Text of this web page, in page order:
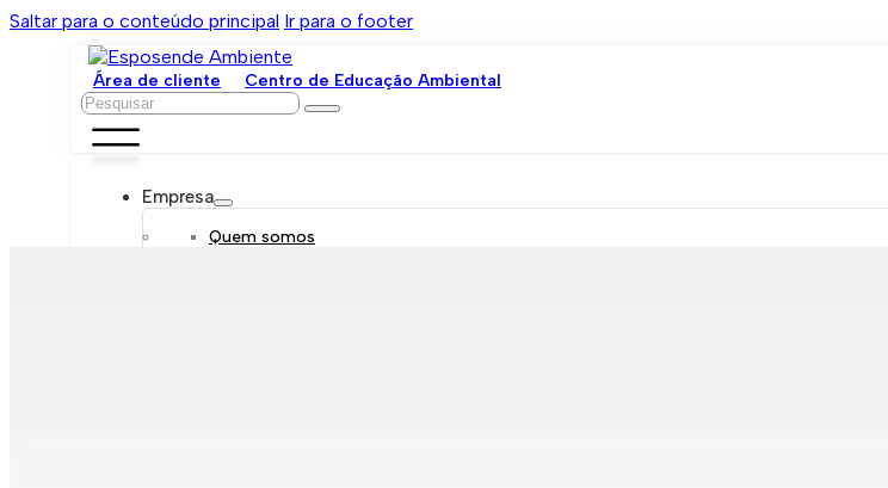
Saltar para o conteúdo principal Ir para o footer
Área de cliente Centro de Educação Ambiental
Pesquisar
Empresa
Quem somos